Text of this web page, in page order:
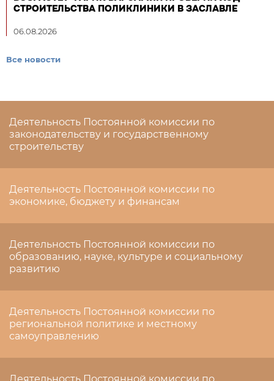
СТРОИТЕЛЬСТВА ПОЛИКЛИНИКИ В ЗАСЛАВЛЕ
06.08.2026
Все новости
Деятельность Постоянной комиссии по
законодательству и государственному
строительству
Деятельность Постоянной комиссии по
экономике, бюджету и финансам
Деятельность Постоянной комиссии по
образованию, науке, культуре и социальному
развитию
Деятельность Постоянной комиссии по
региональной политике и местному
самоуправлению
Деятельность Постоянной комиссии по